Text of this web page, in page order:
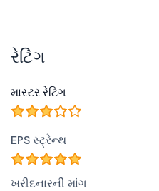
રેટિંગ
માસ્ટર રેટિંગ
EPS સ્ટ્રેન્થ
ખરીદનારની માંગ